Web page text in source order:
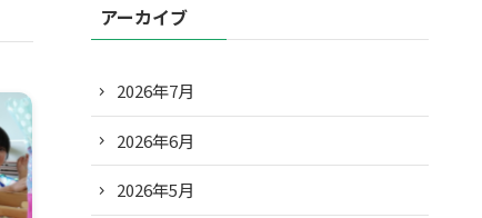
アーカイブ
2026年7月
2026年6月
2026年5月